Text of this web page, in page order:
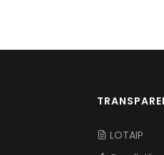
LOTAIP